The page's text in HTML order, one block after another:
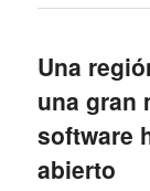
Una
una gran
software
abierto